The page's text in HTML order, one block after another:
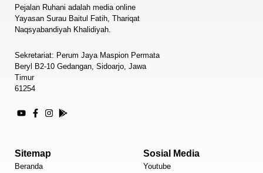
Pejalan Ruhani adalah media online
Yayasan Surau Baitul Fatih, Thariqat
Naqsyabandiyah Khalidiyah.
Sekretariat: Perum Jaya Maspion Permata
Beryl B2-10 Gedangan, Sidoarjo, Jawa
Timur
61254
Sitemap
Beranda
Sosial Media
Youtube